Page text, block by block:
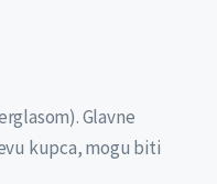
Glavne
kupca, mogu biti